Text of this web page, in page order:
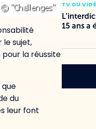
sujet,
pour la réussite
du
leur font
TV OU
15 ans a